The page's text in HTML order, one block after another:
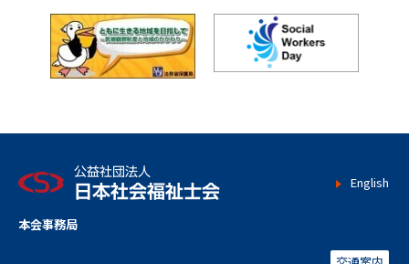
2026年7月30日 事務局から
［令和８年熊本地震］厚生労働省へ支援協力の申し入れを
おこないました
回独立型社会福祉士全国実践研究集会）
2026年7月30日
English
本会事務局